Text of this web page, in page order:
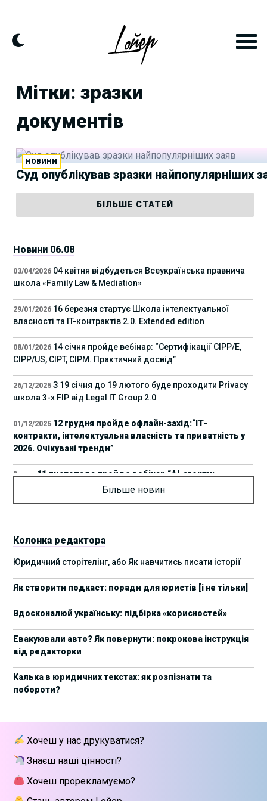
content
Мітки: зразки
документів
НОВИНИ
Суд опублікував зразки найпопулярніших
БІЛЬШЕ СТАТЕЙ
Новини 06.08
03/04/2026 04 квітня відбудеться Всеукраїнська правнича
школа «Family Law & Mediation»
29/01/2026 16 березня стартує Школа інтелектуальної
власності та IT-контрактів 2.0. Extended edition
08/01/2026 14 січня пройде вебінар: “Сертифікації СІРР/Е,
CIPP/US, CIPT, CIPM. Практичний досвід”
26/12/2025 З 19 січня до 19 лютого буде проходити Privacy
школа 3-х FIP від Legal IT Group 2.0
01/12/2025 12 грудня пройде офлайн-захід:“ІТ-
контракти, інтелектуальна власність та приватність у
2026. Очікувані тренди”
Вчора 11 листопада пройде вебінар “AI-агенти:
прайвесі, IP та комплаєнс ризики”
17 листопада стартує Школа юридичної
підтримки ШІ-проєктів від Legal IT Group
19/09/2025 4 жовтня пройде щорічний забіг до Дня
09/09/2025 10 жовтня пройдуть XII Міжнародні
01/09/2025 15 вересня стартує сучасна школа
IT Group
25/06/2025
Як юристу працювати з IT-договорами?
Навчання від Laba
Більше новин
Колонка редактора
Юридичний сторітелінг, або Як навчитись писати історії
Як створити подкаст: поради для юристів [і не тільки]
Вдосконалюй українську: підбірка «корисностей»
Евакуювали авто? Як повернути: покрокова інструкція
від редакторки
Калька в юридичних текстах: як розпізнати та
побороти?
Хочеш у нас друкуватися?
Знаєш наші цінності?
Хочеш прорекламуємо?